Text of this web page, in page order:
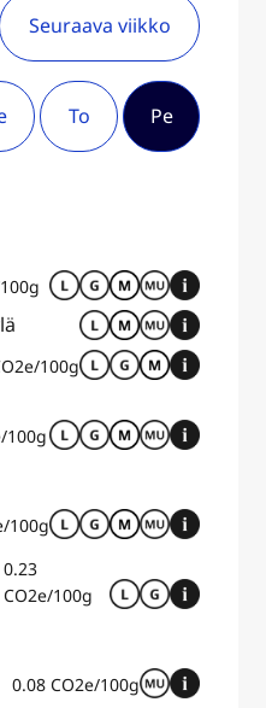
To Pe
Seuraava viikko
100g
100g
100g
0.23
CO2e/100g
0.08 CO2e/100g